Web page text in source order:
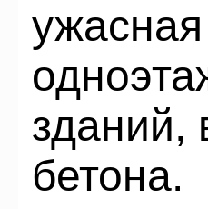
зданий,
бетона.